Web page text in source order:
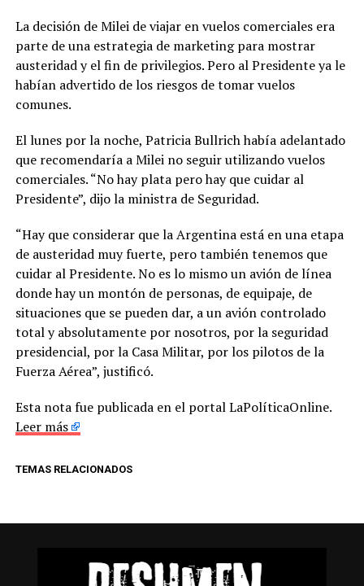
La decisión de Milei de viajar en vuelos comerciales era
parte de una estrategia de marketing para mostrar
austeridad y el fin de privilegios. Pero al Presidente ya le
habían advertido de los riesgos de tomar vuelos
comunes.
El lunes por la noche, Patricia Bullrich había adelantado
que recomendaría a Milei no seguir utilizando vuelos
comerciales. “No hay plata pero hay que cuidar al
Presidente”, dijo la ministra de Seguridad.
“Hay que considerar que la Argentina está en una etapa
de austeridad muy fuerte, pero también tenemos que
cuidar al Presidente. No es lo mismo un avión de línea
donde hay un montón de personas, de equipaje, de
situaciones que se pueden dar, a un avión controlado
total y absolutamente por nosotros, por la seguridad
presidencial, por la Casa Militar, por los pilotos de la
Fuerza Aérea”, justificó.
Esta nota fue publicada en el portal LaPolíticaOnline.
Leer más
TEMAS RELACIONADOS